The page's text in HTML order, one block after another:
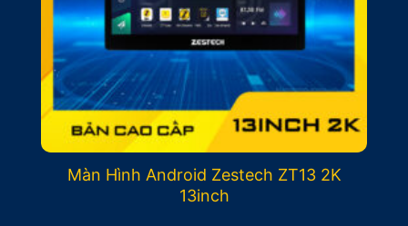
Màn Hình Android Zestech ZT13 2K
13inch